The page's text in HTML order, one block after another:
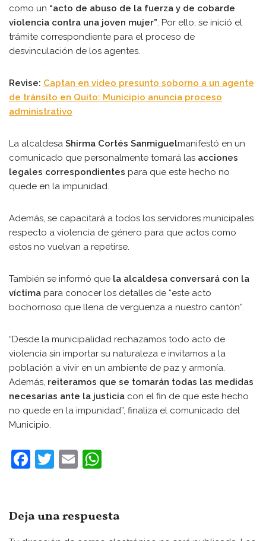
como un “acto de abuso de la fuerza y de cobarde
violencia contra una joven mujer”. Por ello, se inició el
trámite correspondiente para el proceso de
desvinculación de los agentes.
Revise: Captan en video presunto soborno a un agente
de tránsito en Quito: Municipio anuncia proceso
administrativo
La alcaldesa Shirma Cortés Sanmiguelmanifestó en un
comunicado que personalmente tomará las acciones
legales correspondientes para que este hecho no
quede en la impunidad.
Además, se capacitará a todos los servidores municipales
respecto a violencia de género para que actos como
estos no vuelvan a repetirse.
También se informó que la alcaldesa conversará con la
víctima para conocer los detalles de “este acto
bochornoso que llena de vergüenza a nuestro cantón”.
“Desde la municipalidad rechazamos todo acto de
violencia sin importar su naturaleza e invitamos a la
población a vivir en un ambiente de paz y armonía.
Además, reiteramos que se tomarán todas las medidas
necesarias ante la justicia con el fin de que este hecho
no quede en la impunidad”, finaliza el comunicado del
Municipio.
F
e
b
T
er
E
l
s
A
Deja una respuesta